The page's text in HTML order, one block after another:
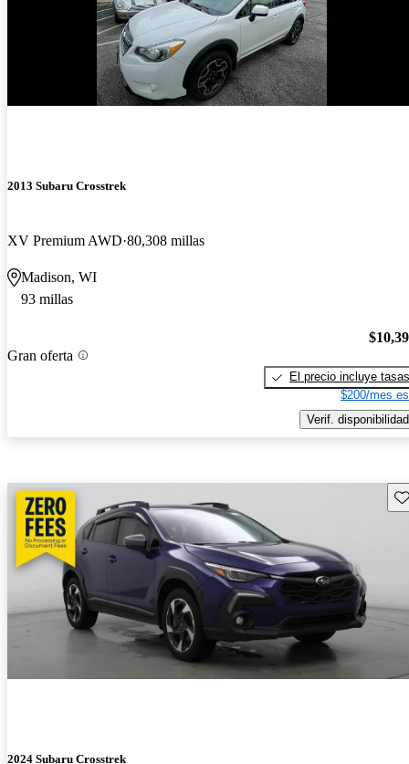
2013 Subaru Crosstrek
XV Premium AWD 80,308 millas
Madison, WI
93 millas
Gran oferta
El precio incluye tasas
$200/mes
Verif. disponibilidad
2024 Subaru Crosstrek